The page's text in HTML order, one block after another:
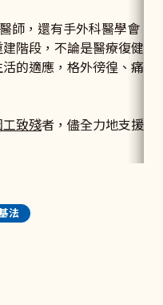
師，還有手外科醫學會，
階段，不論是醫療復健
的適應，格外徬徨、痛
工致殘者，儘全力地支援及
法